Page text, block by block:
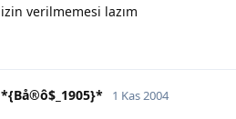
izin verilmemesi lazım
*{Bå®ô$_1905}* 1 Kas 2004